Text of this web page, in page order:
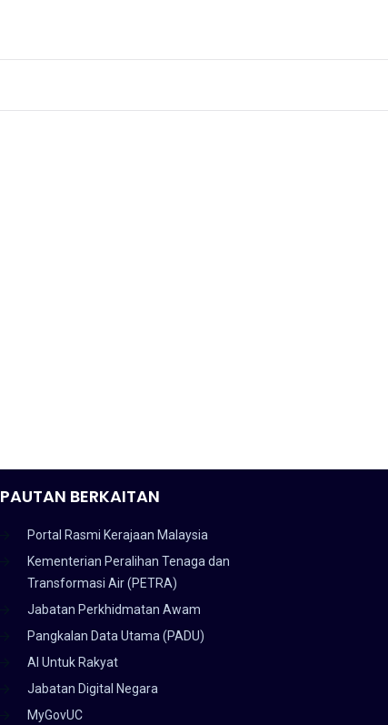
PAUTAN BERKAITAN
Portal Rasmi Kerajaan Malaysia
Kementerian Peralihan Tenaga dan
Transformasi Air (PETRA)
Jabatan Perkhidmatan Awam
Pangkalan Data Utama (PADU)
AI Untuk Rakyat
Jabatan Digital Negara
MyGovUC